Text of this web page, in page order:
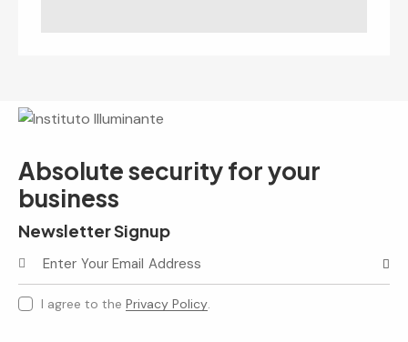
Absolute security for your
business
Newsletter Signup
I agree to the Privacy Policy